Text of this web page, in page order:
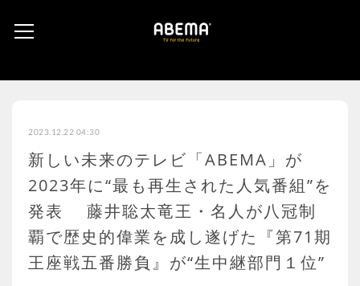
2023.12.22 04:30
新しい未来のテレビ「ABEMA」が
2023年に“最も再生された人気番組”を
発表 藤井聡太竜王・名人が八冠制
覇で歴史的偉業を成し遂げた『第71期
王座戦五番勝負』が“生中継部門１位”